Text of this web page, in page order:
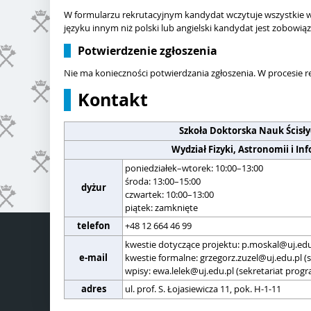
W formularzu rekrutacyjnym kandydat wczytuje wszystkie
języku innym niż polski lub angielski kandydat jest
Potwierdzenie zgłoszenia
Nie ma konieczności potwierdzania zgłoszenia. W
Kontakt
Szkoła Doktorska Nauk
Wydział Fizyki, Astronomii i
dyżur
poniedziałek–wtorek: 10:00–13:00
środa: 13:00–15:00
czwartek: 10:00–13:00
piątek: zamknięte
telefon
+48 12 664 46 99
e-mail
kwestie dotyczące projektu:
kwestie formalne: grzegorz.zuzel@uj.edu.pl
wpisy: ewa.lelek@uj.edu.pl (sekretariat
adres
ul. prof. S. Łojasiewicza 11, pok. H-1-11